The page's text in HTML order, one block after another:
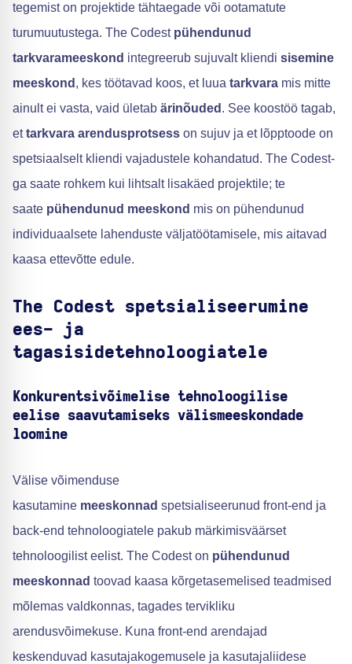
tegemist on projektide tähtaegade või ootamatute
turumuutustega. The Codest pühendunud
tarkvarameeskond integreerub sujuvalt kliendi sisemine
meeskond , kes töötavad koos, et luua tarkvara mis mitte
ainult ei vasta, vaid ületab ärinõuded . See koostöö tagab,
ettarkvara arendusprotsess on sujuv ja et lõpptoode on
spetsiaalselt kliendi vajadustele kohandatud. The Codest-
ga saate rohkem kui lihtsalt lisakäed projektile; te
saate pühendunud meeskond mis on pühendunud
individuaalsete lahenduste väljatöötamisele, mis aitavad
kaasa ettevõtte edule.
The Codest spetsialiseerumine
ees- ja
tagasisidetehnoloogiatele
Konkurentsivõimelise tehnoloogilise
eelise saavutamiseks välismeeskondade
loomine
Välise võimenduse
kasutamine meeskonnad spetsialiseerunud front-end ja
back-end tehnoloogiatele pakub märkimisväärset
tehnoloogilist eelist. The Codest on pühendunud
meeskonnad toovad kaasa kõrgetasemelised teadmised
mõlemas valdkonnas, tagades tervikliku
arendusvõimekuse. Kuna front-end arendajad
keskenduvad kasutajakogemusele ja kasutajaliidese